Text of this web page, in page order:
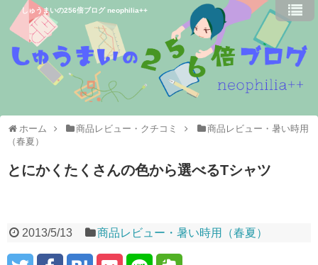
しゅうまいの256倍ブログ neophilia++
ホーム 商品レビュー・クチコミ
商品レビュー・暑い時用
（春夏）
とにかくたくさんの色から選べるTシャツ
2013/5/13 商品レビュー・暑い時用（春夏）